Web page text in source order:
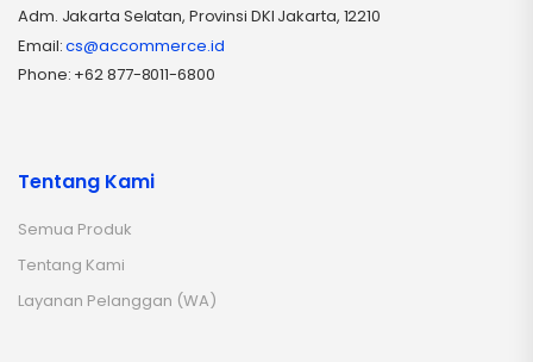
Adm. Jakarta Selatan, Provinsi DKI Jakarta, 12210
Email:cs@accommerce.id
Phone: +62 877-8011-6800
Tentang Kami
Semua Produk
Tentang Kami
Layanan Pelanggan (WA)